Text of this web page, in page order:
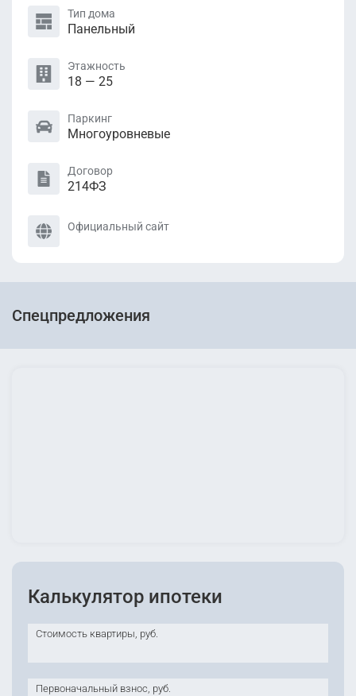
Тип дома
Панельный
Этажность
18 — 25
Паркинг
Многоуровневые
Договор
214ФЗ
Официальный сайт
Спецпредложения
Калькулятор ипотеки
Стоимость квартиры, руб.
Первоначальный взнос, руб.